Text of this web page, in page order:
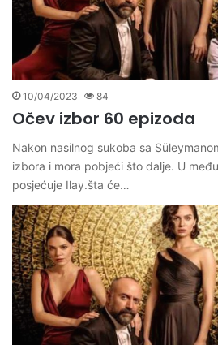
10/04/2023 84
Očev izbor 60 epizoda
Nakon nasilnog sukoba sa
izbora i mora pobjeći što dalje. U
posjećuje Ilay.šta će…